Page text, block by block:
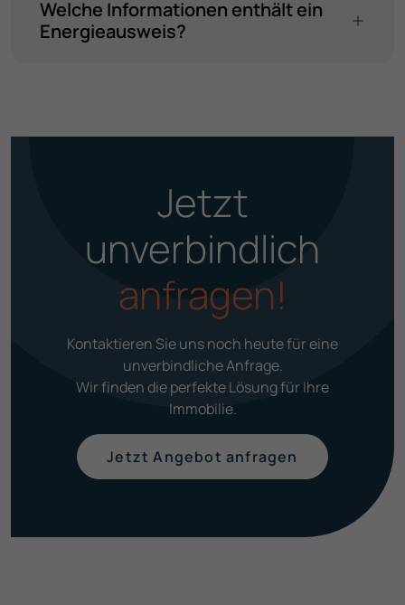
Welche Informationen enthält ein
Energie­ausweis?
Jetzt
unverbindlich
anfragen!
Kontaktieren Sie uns noch heute für eine
unverbind­liche Anfrage.
Wir finden die perfekte Lösung für Ihre
Immobilie.
Jetzt Angebot anfragen